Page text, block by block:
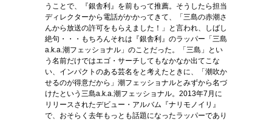
うことで、『銀舎利』を前もって推薦。そうしたら担当
ディレクターから電話がかかってきて、「三島の赤潮さ
んから放送の許可をもらえました！」と言われ、しばし
絶句・・・もちろんそれは『銀舎利』のラッパー「三島
a.k.a.潮フェッショナル」のことだった。「三島」とい
う名前だけではエゴ・サーチしてもなかなか出てこな
い、インパクトのある芸名をと考えたときに、「潮吹か
せるのが得意だから」潮フェッショナルとみずから名づ
けたという三島a.k.a.潮フェッショナル。2013年7月に
リリースされたデビュー・アルバム『ナリモノイリ』
で、おそらく去年もっとも話題になったラッパーであり